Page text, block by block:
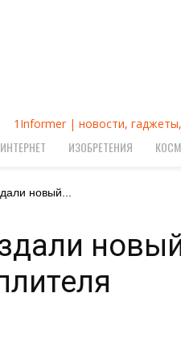
1Informer | новости,
ИНТЕРНЕТ ИЗОБРЕТЕНИЯ
новый...